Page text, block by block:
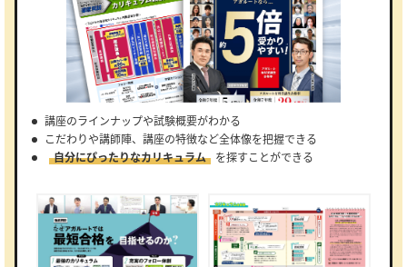
講座のラインナップや試験概要がわかる
こだわりや講師陣、講座の特徴など全体像を把握できる
自分にぴったりなカリキュラム
を探すことができる